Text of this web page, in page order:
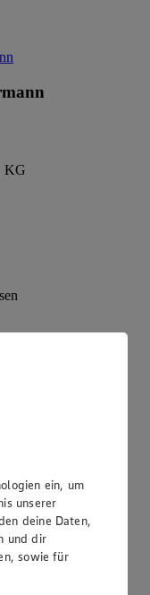
KG
27a UStG: DE
Eileen
U. Plath
Marc
ein, um
unserer
deine Daten,
und dir
sowie für